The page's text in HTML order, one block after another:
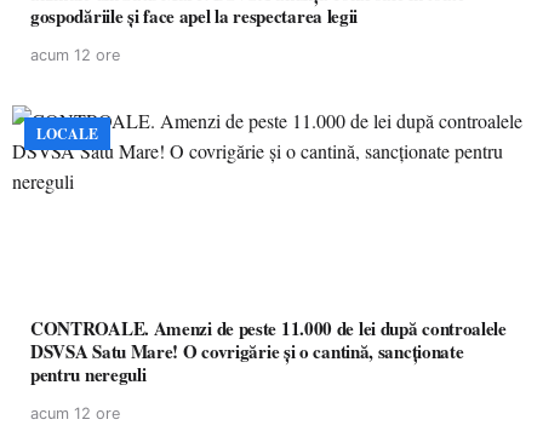
gospodăriile și face apel la respectarea legii
acum 12 ore
LOCALE
CONTROALE. Amenzi de peste 11.000 de lei după controalele
DSVSA Satu Mare! O covrigărie și o cantină, sancționate
pentru nereguli
acum 12 ore